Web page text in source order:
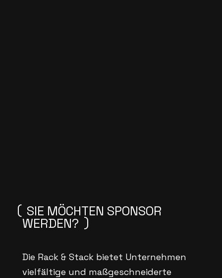
SIE MÖCHTEN SPONSOR
WERDEN?
Die Rack & Stack bietet Unternehmen
vielfältige und maßgeschneiderte